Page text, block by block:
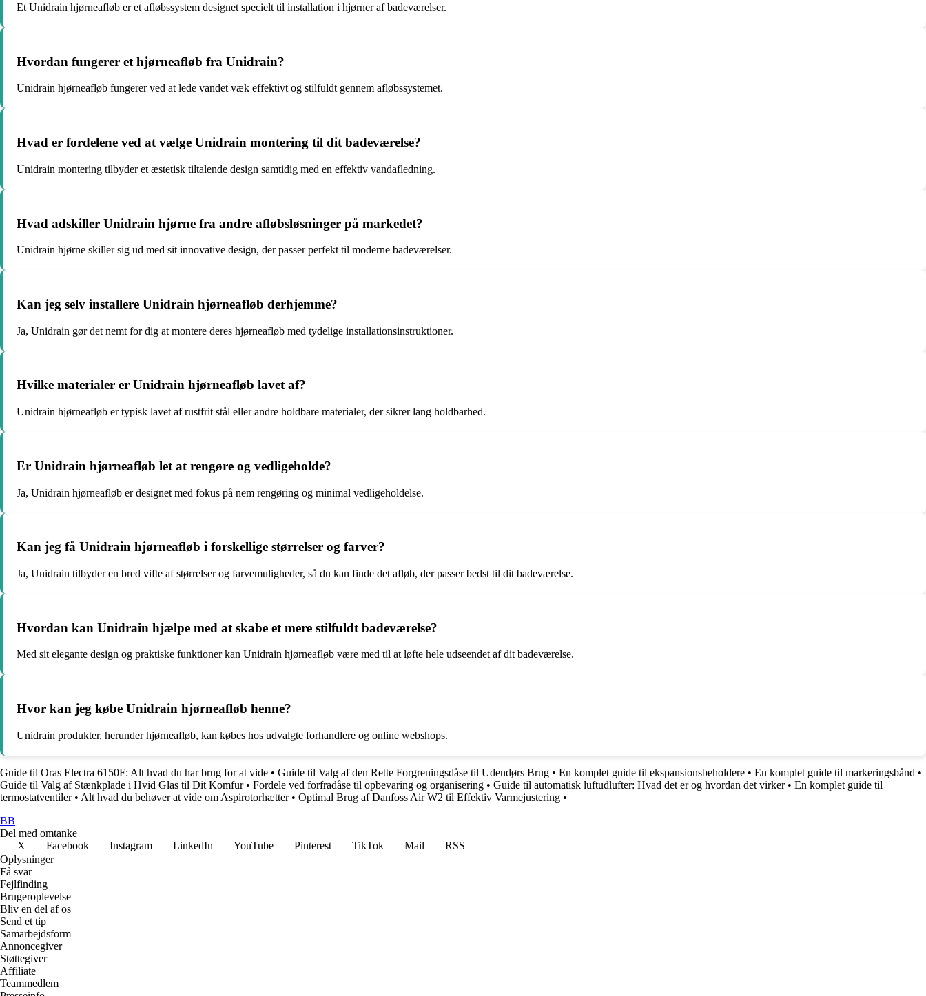
Et Unidrain hjørneafløb er et afløbssystem designet specielt til installation i hjørner af badeværelser.
Hvordan fungerer et hjørneafløb fra Unidrain?
Unidrain hjørneafløb fungerer ved at lede vandet væk effektivt og stilfuldt gennem afløbssystemet.
Hvad er fordelene ved at vælge Unidrain montering til dit badeværelse?
Unidrain montering tilbyder et æstetisk tiltalende design samtidig med en effektiv vandafledning.
Hvad adskiller Unidrain hjørne fra andre afløbsløsninger på markedet?
Unidrain hjørne skiller sig ud med sit innovative design, der passer perfekt til moderne badeværelser.
Kan jeg selv installere Unidrain hjørneafløb derhjemme?
Ja, Unidrain gør det nemt for dig at montere deres hjørneafløb med tydelige installationsinstruktioner.
Hvilke materialer er Unidrain hjørneafløb lavet af?
Unidrain hjørneafløb er typisk lavet af rustfrit stål eller andre holdbare materialer, der sikrer lang holdbarhed.
Er Unidrain hjørneafløb let at rengøre og vedligeholde?
Ja, Unidrain hjørneafløb er designet med fokus på nem rengøring og minimal vedligeholdelse.
Kan jeg få Unidrain hjørneafløb i forskellige størrelser og farver?
Ja, Unidrain tilbyder en bred vifte af størrelser og farvemuligheder, så du kan finde det afløb, der passer bedst til dit badeværelse.
Hvordan kan Unidrain hjælpe med at skabe et mere stilfuldt badeværelse?
Med sit elegante design og praktiske funktioner kan Unidrain hjørneafløb være med til at løfte hele udseendet af dit badeværelse.
Hvor kan jeg købe Unidrain hjørneafløb henne?
Unidrain produkter, herunder hjørneafløb, kan købes hos udvalgte forhandlere og online webshops.
Guide til Oras Electra 6150F: Alt hvad du har brug for at vide • Guide til Valg af den Rette Forgreningsdåse til Udendørs Brug • En komplet guide til ekspansionsbeholdere • En komplet guide til markeringsbånd •
Guide til Valg af Stænkplade i Hvid Glas til Dit Komfur• Fordele ved forfradåse til opbevaring og organisering • Guide til automatisk luftudlufter: Hvad det er og hvordan det virker• En komplet guide til
termostatventiler• Alt hvad du behøver at vide om Aspirotorhætter• Optimal Brug af Danfoss Air W2 til Effektiv Varmejustering •
BB
Del med omtanke
X
Facebook Instagram LinkedIn YouTube Pinterest TikTok Mail
RSS
Oplysninger
Få svar
Fejlfinding
Brugeroplevelse
Bliv en del af os
Send et tip
Samarbejdsform
Annoncegiver
Støttegiver
Affiliate
Teammedlem